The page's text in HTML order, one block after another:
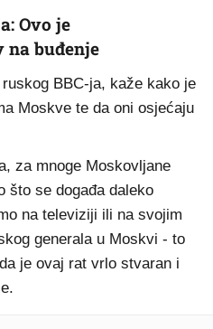
Ovo je
buđenje
BBC-ja, kaže kako je
Moskve te da oni osjećaju
za mnoge Moskovljane
što se događa daleko
na televiziji ili na svojim
generala u Moskvi - to
je ovaj rat vrlo stvaran i